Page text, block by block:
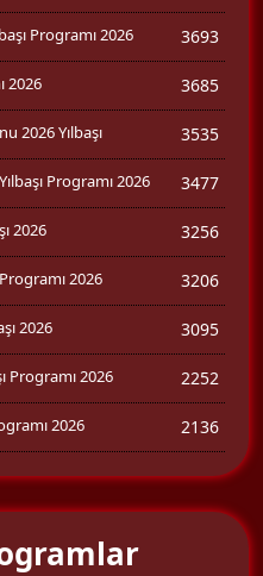
Programı 2026 3693
2026 3685
2026 Yılbaşı 3535
Programı 2026 3477
2026 3256
Programı 2026 3206
2026 3095
Programı 2026 2252
2026 2136